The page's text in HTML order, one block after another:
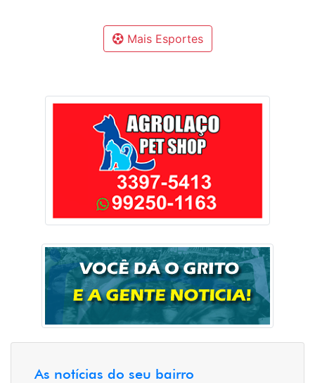
Mais Esportes
As notícias do seu bairro